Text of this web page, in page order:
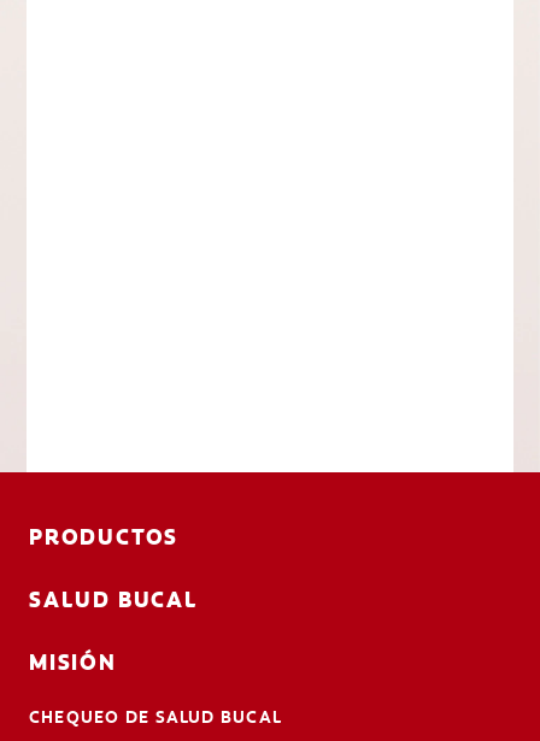
PRODUCTOS
SALUD BUCAL
MISIÓN
CHEQUEO DE SALUD BUCAL